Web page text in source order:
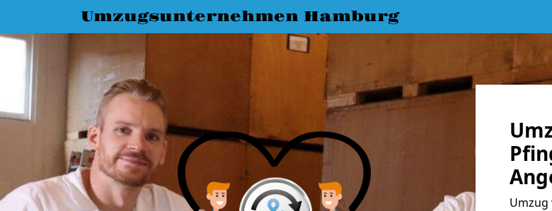
Umzugsunternehmen Hamburg
Umzug